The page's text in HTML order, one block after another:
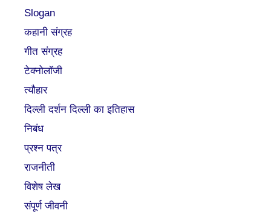
Slogan
कहानी संग्रह
गीत संग्रह
टेक्नोलॉजी
त्यौहार
दिल्ली दर्शन दिल्ली का इतिहास
निबंध
प्रश्न पत्र
राजनीती
विशेष लेख
संपूर्ण जीवनी